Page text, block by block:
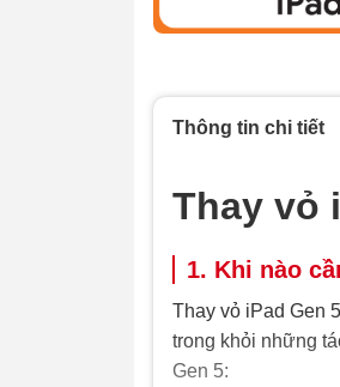
Thông tin chi tiết
Thay vỏ
1. Khi nào
Thay vỏ iPad Gen
trong khỏi những
Gen 5: